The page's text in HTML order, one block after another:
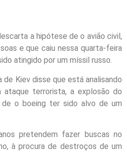
a hipótese de o avião civil,
e que caiu nessa quarta-feira
atingido por um míssil russo.
Kiev disse que está analisando
ataque terrorista, a explosão do
o boeing ter sido alvo de um
pretendem fazer buscas no
à procura de destroços de um